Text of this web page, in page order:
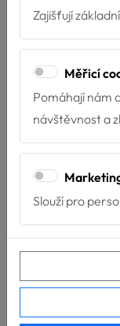
Zajišťují
Měřicí
Pomáhají nám
návštěvnost a
Slouží pro